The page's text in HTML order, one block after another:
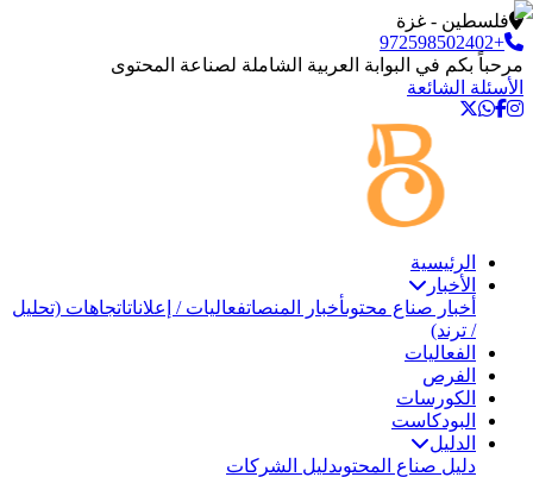
فلسطين - غزة
+972598502402
مرحباً بكم في البوابة العربية الشاملة لصناعة المحتوى
الأسئلة الشائعة
الرئيسية
الأخبار
أخبار صناع محتوىأخبار المنصاتفعاليات / إعلاناتاتجاهات (تحليل
/ ترند)
الفعاليات
الفرص
الكورسات
البودكاست
الدليل
دليل صناع المحتوىدليل الشركات